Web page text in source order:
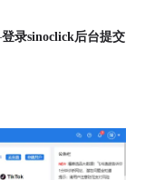
登录sinoclick后台提交